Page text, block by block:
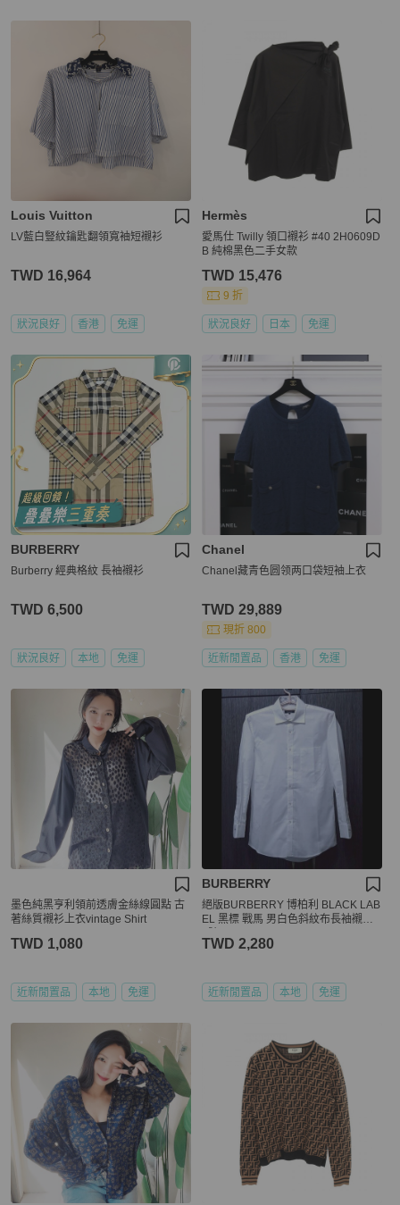
Louis Vuitton
LV藍白豎紋鑰匙翻領寬袖短襯衫
TWD 16,964
狀況良好 香港 免運
Hermès
愛馬仕 Twilly 領口襯衫 #40 2H0609D
B 純棉黑色二手女款
TWD 15,476
9 折
狀況良好 日本 免運
BURBERRY
Burberry 經典格紋 長袖襯衫
TWD 6,500
狀況良好 本地 免運
Chanel
Chanel藏青色圆领两口袋短袖上衣
TWD 29,889
現折 800
近新閒置品 香港 免運
墨色純黑亨利領前透膚金絲線圓點 古
著絲質襯衫上衣vintage Shirt
TWD 1,080
近新閒置品 本地 免運
BURBERRY
絕版BURBERRY 博柏利 BLACK LAB
EL 黑標 戰馬 男白色斜紋布長袖襯衫3
TWD 2,280
近新閒置品 本地 免運